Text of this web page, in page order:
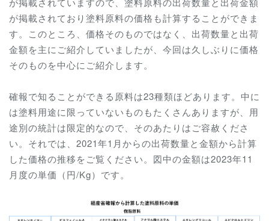
が掲載されており塗料原料の価格も計算することができま
す。このところ、価格そのものではなく、出荷数量と出荷
金額を主にご紹介していましたが、今回は久しぶりに価格
そのものを中心にご紹介します。
確報で知ることができる原料は23種類ほどあります。中に
は塗料用途に限っていないものもたくさんありますが、用
途別の統計は限定的なので、そのあたりはご容赦くださ
い。それでは、2021年1月からの出荷数量と金額から計算
した価格の推移をご覧ください。図中の金額は2023年11
月度の単価（円/Kg）です。